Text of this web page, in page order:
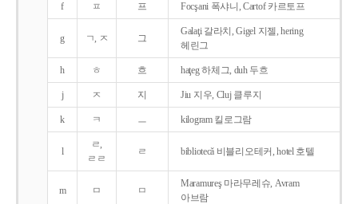
f ㅍ 프 Focşani 폭샤니, Cartof 카르토프
g ㄱ, ㅈ 그
Galaţi 갈라치, Gigel 지젤, hering
헤린그
h ㅎ 흐 haţeg 하체그, duh 두흐
j ㅈ 지 Jiu 지우, Cluj 클루지
k ㅋ ㅡ kilogram 킬로그람
l
ㄹ,
ㄹㄹ
ㄹ bibliotecǎ 비블리오테커, hotel 호텔
m ㅁ ㅁ
Maramureş 마라무레슈, Avram
아브람